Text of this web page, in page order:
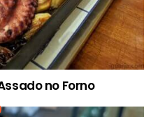
no Forno